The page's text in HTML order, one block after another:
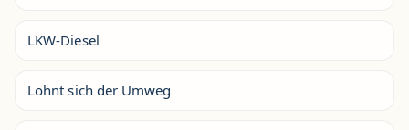
LKW-Diesel
Lohnt sich der Umweg